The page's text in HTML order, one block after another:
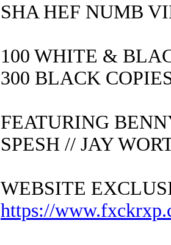
SHA HEF NUMB
100 WHITE &
300 BLACK
FEATURING
SPESH // JAY
WEBSITE
https://